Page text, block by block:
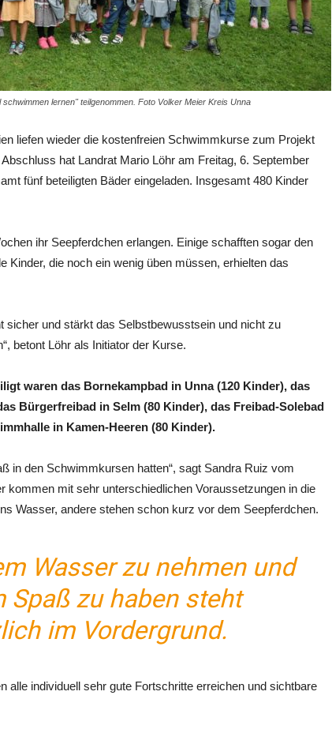
lernen" teilgenommen. Foto Volker Meier Kreis Unna
liefen wieder die kostenfreien Schwimmkurse zum Projekt
hat Landrat Mario Löhr am Freitag, 6. September
fünf beteiligten Bäder eingeladen. Insgesamt 480 Kinder
ihr Seepferdchen erlangen. Einige schafften sogar den
Kinder, die noch ein wenig üben müssen, erhielten das
sicher und stärkt das Selbstbewusstsein und nicht zu
betont Löhr als Initiator der Kurse.
waren das Bornekampbad in Unna (120 Kinder), das
Bürgerfreibad in Selm (80 Kinder), das Freibad-Solebad
in Kamen-Heeren (80 Kinder).
in den Schwimmkursen hatten“, sagt Sandra Ruiz vom
kommen mit sehr unterschiedlichen Voraussetzungen in die
Wasser, andere stehen schon kurz vor dem Seepferdchen.
Wasser zu nehmen und
Spaß zu haben steht
im Vordergrund.
alle individuell sehr gute Fortschritte erreichen und sichtbare